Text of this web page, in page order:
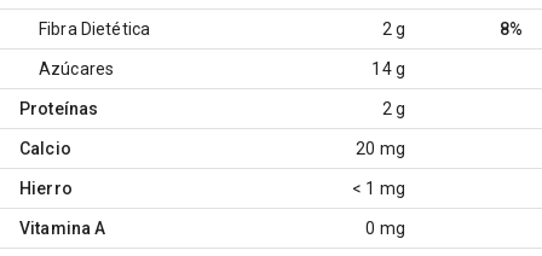
Fibra Dietética 2 g 8%
Azúcares 14 g
Proteínas 2 g
Calcio 20 mg
Hierro < 1 mg
Vitamina A 0 mg